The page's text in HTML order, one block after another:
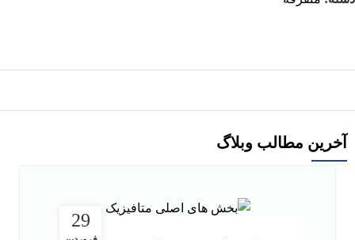
آخرین مطالب وبلاگ
29